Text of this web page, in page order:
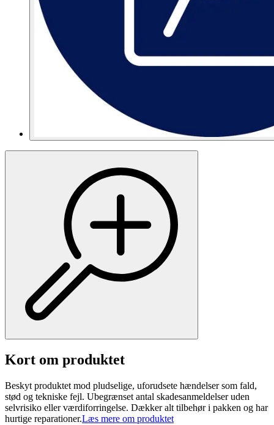
Kort om produktet
Beskyt produktet mod pludselige, uforudsete hændelser som fald,
stød og tekniske fejl. Ubegrænset antal skadesanmeldelser uden
selvrisiko eller værdiforringelse. Dækker alt tilbehør i pakken og har
hurtige reparationer.Læs mere om produktet